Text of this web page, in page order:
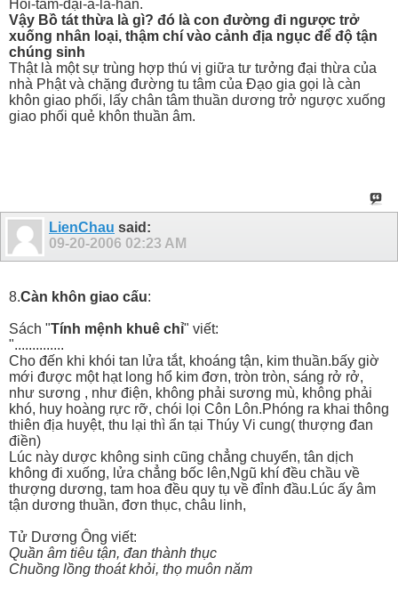
Hồi-tâm-đại-a-la-hán.
Vậy Bồ tát thừa là gì? đó là con đường đi ngược trở
xuống nhân loại, thậm chí vào cảnh địa ngục để độ tận
chúng sinh
Thật là một sự trùng hợp thú vị giữa tư tưởng đại thừa của
nhà Phật và chặng đường tu tâm của Đạo gia gọi là càn
khôn giao phối, lấy chân tâm thuần dương trở ngược xuống
giao phối quẻ khôn thuần âm.
LienChau said:
09-20-2006 02:23 AM
8.Càn khôn giao cấu:
Sách "Tính mệnh khuê chỉ" viết:
"..............
Cho đến khi khói tan lửa tắt, khoáng tận, kim thuần.bấy giờ
mới được một hạt long hổ kim đơn, tròn tròn, sáng rở rở,
như sương , như điện, không phải sương mù, không phải
khó, huy hoàng rực rỡ, chói lọi Côn Lôn.Phóng ra khai thông
thiên địa huyệt, thu lại thì ẩn tại Thúy Vi cung( thượng đan
điền)
Lúc này dược không sinh cũng chẳng chuyển, tân dịch
không đi xuống, lửa chẳng bốc lên,Ngũ khí đều chầu về
thượng dương, tam hoa đều quy tụ về đỉnh đầu.Lúc ấy âm
tận dương thuần, đơn thục, châu linh,
Tử Dương Ông viết:
Quần âm tiêu tận, đan thành thục
Chuồng lồng thoát khỏi, thọ muôn năm